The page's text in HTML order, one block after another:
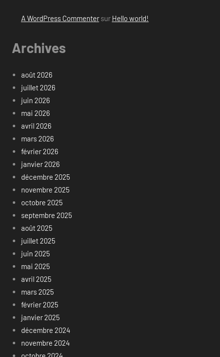
A WordPress Commentersur Hello world!
Archives
août 2026
juillet 2026
juin 2026
mai 2026
avril 2026
mars 2026
février 2026
janvier 2026
décembre 2025
novembre 2025
octobre 2025
septembre 2025
août 2025
juillet 2025
juin 2025
mai 2025
avril 2025
mars 2025
février 2025
janvier 2025
décembre 2024
novembre 2024